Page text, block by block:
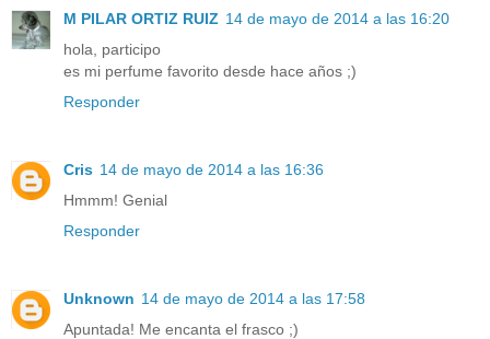
M PILAR ORTIZ RUIZ 14 de mayo de 2014 a las 16:20
hola, participo
es mi perfume favorito desde hace años ;)
Responder
Cris 14 de mayo de 2014 a las 16:36
Hmmm! Genial
Responder
Unknown 14 de mayo de 2014 a las 17:58
Apuntada! Me encanta el frasco ;)